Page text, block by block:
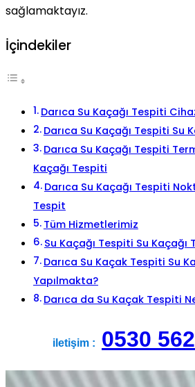
sağlamaktayız.
İçindekiler
Darıca Su Kaçağı Tespiti
Darıca Su Kaçağı Tespiti Su
Darıca Su Kaçağı Tespiti
Kaçağı Tespiti
Darıca Su Kaçağı Tespiti
Tespit
Tüm Hizmetlerimiz
Su Kaçağı Tespiti Su Kaçağı
Darıca Su Kaçak Tespiti Su
Yapılmakta?
Darıca da Su Kaçak Tespiti
iletişim : 0530